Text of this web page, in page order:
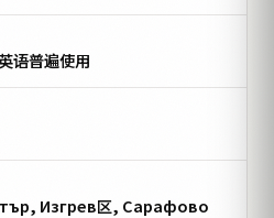
语普遍使用
Изгрев区, Сарафово